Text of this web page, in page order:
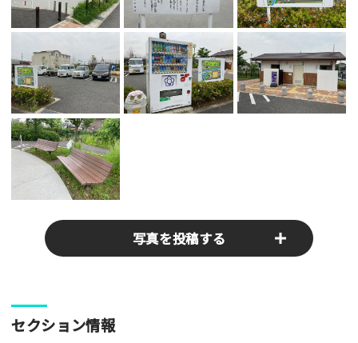
写真を投稿する
パークやスポットの写真をぜひお送りください！あなたの写真
がみんなの参考となります！
セクション情報